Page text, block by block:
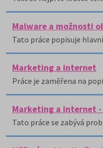
Malware a možnosti
Tato práce popisuje
Marketing a internet
Práce je zaměřena na
Marketing a internet
Tato práce se zabývá